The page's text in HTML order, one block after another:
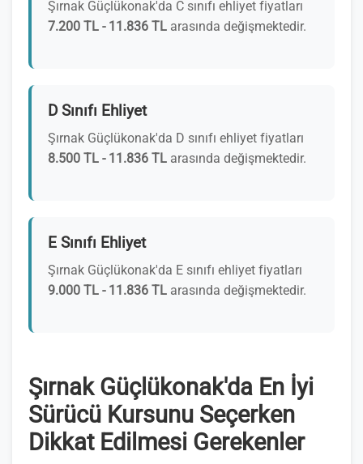
Şırnak Güçlükonak'da C sınıfı ehliyet fiyatları
7.200 TL - 11.836 TL arasında değişmektedir.
D Sınıfı Ehliyet
Şırnak Güçlükonak'da D sınıfı ehliyet fiyatları
8.500 TL - 11.836 TL arasında değişmektedir.
E Sınıfı Ehliyet
Şırnak Güçlükonak'da E sınıfı ehliyet fiyatları
9.000 TL - 11.836 TL arasında değişmektedir.
Şırnak Güçlükonak'da En İyi
Sürücü Kursunu Seçerken
Dikkat Edilmesi Gerekenler